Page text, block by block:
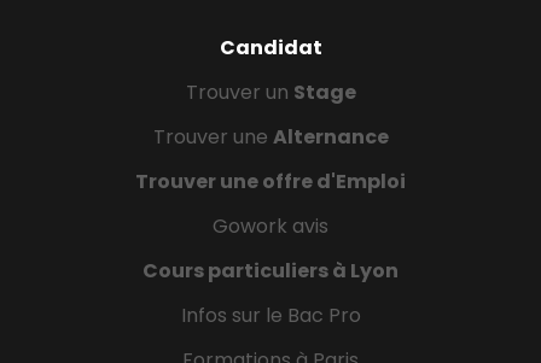
Candidat
Trouver un Stage
Trouver une Alternance
Trouver une offre d'Emploi
Gowork avis
Cours particuliers à Lyon
Infos sur le Bac Pro